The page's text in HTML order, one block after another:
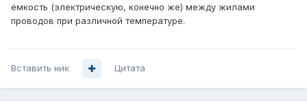
ёмкость (электрическую, конечно же) между жилами
проводов при различной температуре.
Вставить ник Цитата